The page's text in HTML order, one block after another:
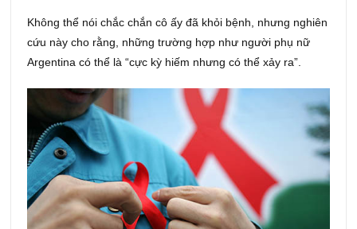
Không thể nói chắc chắn cô ấy đã khỏi bệnh, nhưng nghiên
cứu này cho rằng, những trường hợp như người phụ nữ
Argentina có thể là “cực kỳ hiếm nhưng có thể xảy ra”.